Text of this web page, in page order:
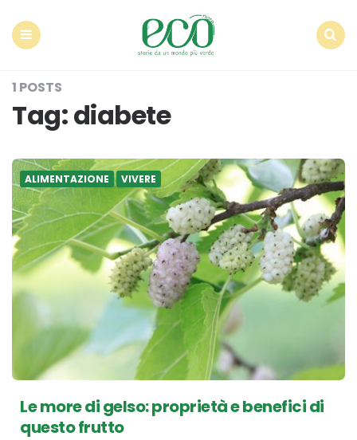
1 POSTS
Tag:diabete
ALIMENTAZIONE VIVERE
Le more di gelso: proprietà e benefici di
questo frutto